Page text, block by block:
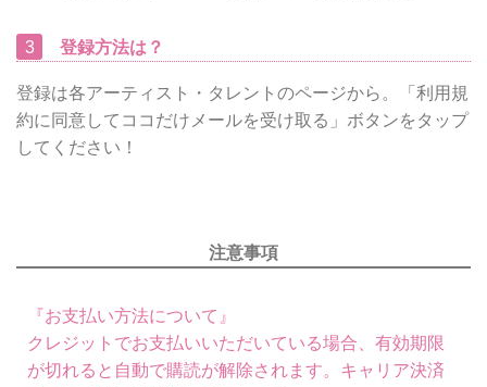
3 登録方法は？
登録は各アーティスト・タレントのページから。「利用規
約に同意してココだけメールを受け取る」ボタンをタップ
してください！
注意事項
『お支払い方法について』
クレジットでお支払いいただいている場合、有効期限
が切れると自動で購読が解除されます。キャリア決済